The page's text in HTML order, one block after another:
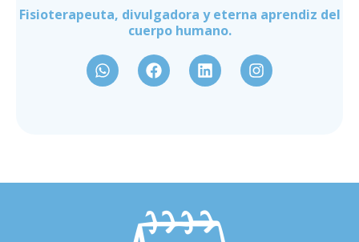
Fisioterapeuta, divulgadora y eterna aprendiz del
cuerpo humano.